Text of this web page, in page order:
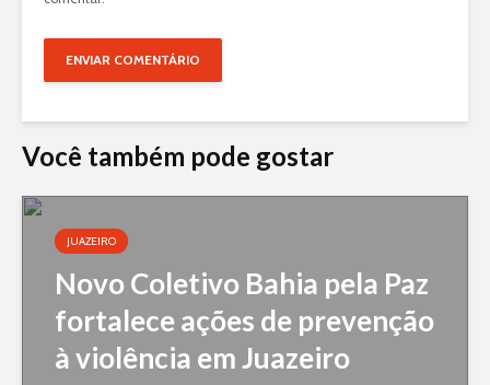
Você também pode gostar
JUAZEIRO
Novo Coletivo Bahia pela Paz
fortalece ações de prevenção
à violência em Juazeiro